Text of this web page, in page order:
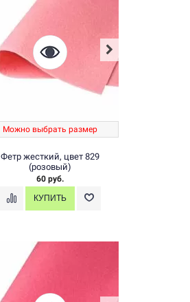
Можно выбрать размер
Фетр жесткий, цвет 829
(розовый)
60 руб.